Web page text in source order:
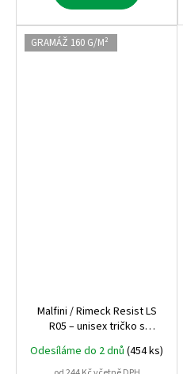
GRAMÁŽ 160 G/M²
Malfini / Rimeck Resist LS
R05 – unisex tričko s
dlouhým rukávem, 160 g,
předsrážená bavlna
Odesíláme do 2 dnů (454 ks)